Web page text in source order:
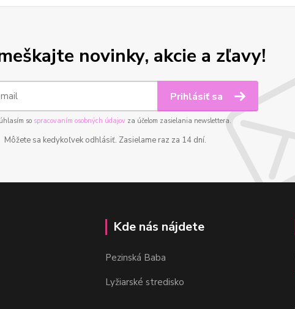
novinky, akcie a zľavy!
Prihlásiť sa
so spracovaním osobných údajovza účelom zasielania newslettera.
Môžete sa kedykoľvek odhlásiť. Zasielame raz za 14 dní.
Kde nás nájdete
Pezinská Baba
Lyžiarské stredisko